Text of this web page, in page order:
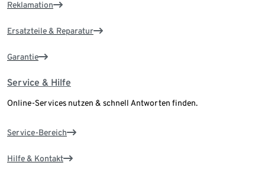
Reklamation
Ersatzteile & Reparatur
Garantie
Service & Hilfe
Online-Services nutzen & schnell Antworten finden.
Service-Bereich
Hilfe & Kontakt